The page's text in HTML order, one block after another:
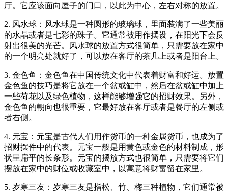
厅。它应该面向屋子的门口，以此为中心，左右对称的放置。
2. 风水球：风水球是一种圆形的玻璃球，里面装满了一些美丽
的水晶或者是七彩的珠子。它通常被用作摆设，在阳光下会反
射出很美的光芒。风水球的放置方式很简单，只需要放在家中
的一个明亮处就好了，可以放在客厅的茶几上或者是阳台上。
3. 金色鱼：金色鱼在中国传统文化中代表着财富和好运。放置
金色鱼的技巧是将它放在一个盆或缸中，然后在盆或缸中加上
一些荷花以及绿色植物，这样能够增强它的招财效果。另外，
金色鱼的朝向也很重要，它最好放在客厅或者是餐厅的左侧或
者右侧。
4. 元宝：元宝是古代人们用作货币的一种金属货币，也成为了
招财摆件中的代表。元宝一般是用黄色或金色的材料制成，形
状呈扁平的长条形。元宝的摆放方式也很简单，只需要将它们
摆放在家中的财位或收藏室中，以寓意将财富留在家里。
5. 岁寒三友：岁寒三友是指松、竹、梅三种植物，它们通常被